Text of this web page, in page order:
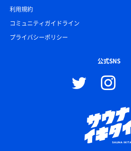
利用規約
コミュニティガイドライン
プライバシーポリシー
公式SNS